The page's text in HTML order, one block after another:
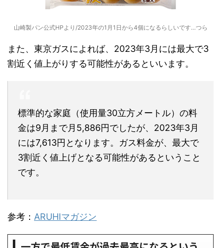
山崎製パン公式HPより/2023年の1月1日から4個になるらしいです…つら
また、東京ガスによれば、2023年3月には最大で3
割近く値上がりする可能性があるといいます。
標準的な家庭（使用量30立方メートル）の料
金は9月まで月5,886円でしたが、2023年3月
には7,613円となります。ガス料金が、最大で
3割近く値上げとなる可能性があるということ
です。
参考： ARUHIマガジン